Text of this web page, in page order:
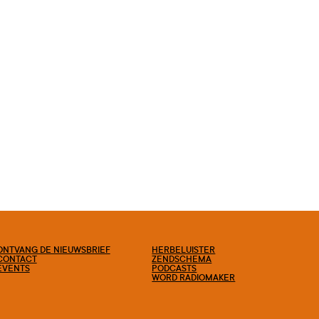
DE NIEUWSBRIEF HERBELUISTER
ZENDSCHEMA
PODCASTS
WORD RADIOMAKER